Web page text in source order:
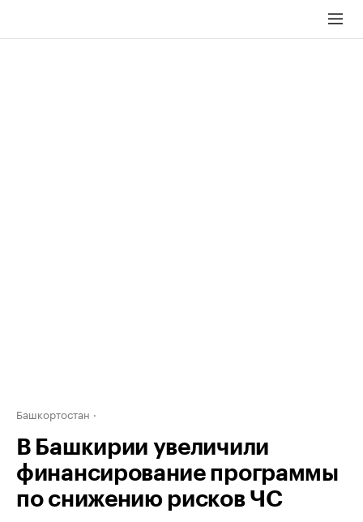
Башкортостан
В Башкирии увеличили
финансирование программы
по снижению рисков ЧС